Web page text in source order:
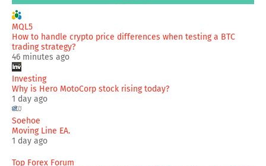
MQL5
How to handle crypto price differences when testing a BTC
trading strategy?
46 minutes ago
Investing
Why is Hero MotoCorp stock rising today?
1 day ago
Soehoe
Moving Line EA.
1 day ago
Top Forex Forum